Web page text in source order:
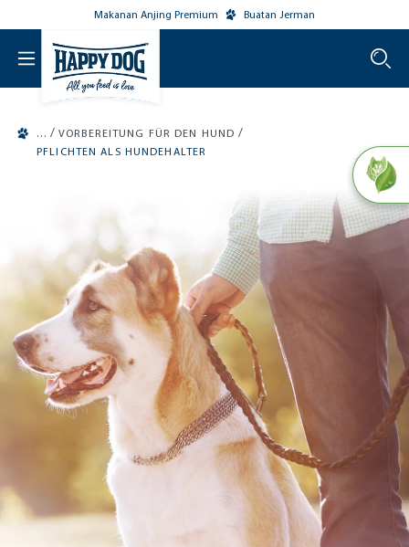
Makanan Anjing Premium Buatan Jerman
/ VORBEREITUNG FÜR DEN HUND /
PFLICHTEN ALS HUNDEHALTER